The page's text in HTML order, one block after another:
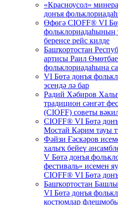
«Красноусол»
донъя
Өфөгә CIOFF® VI
беренсе рейс килде
Башҡортостан
артисы Раил
фольклориадаһына
VI Бөтә донъя
эсендә лә бар
Радий Хәбиров
традицион сәнғәт
(CIOFF) советы
CIOFF® VI Бөтә
Мостай Кәрим тауы
Фәйзи Ғәскәров
халыҡ бейеү
V Бөтә донъя
фестиваль» исемен
CIOFF® VI Бөтә
Башҡортостан
VI Бөтә донъя
костюмдар